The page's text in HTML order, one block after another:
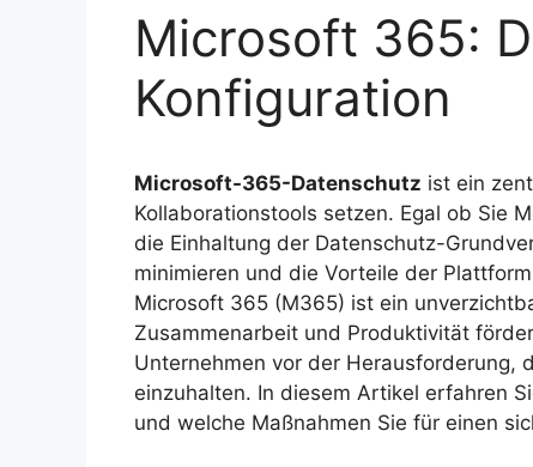
Microsoft 365:
Konfiguration
Microsoft-365-Datenschutz ist ein
Kollaborationstools setzen. Egal ob Sie
die Einhaltung der Datenschutz-
minimieren und die Vorteile der
Microsoft 365 (M365) ist ein
Zusammenarbeit und Produktivität
Unternehmen vor der Herausforderung,
einzuhalten. In diesem Artikel erfahren
und welche Maßnahmen Sie für einen